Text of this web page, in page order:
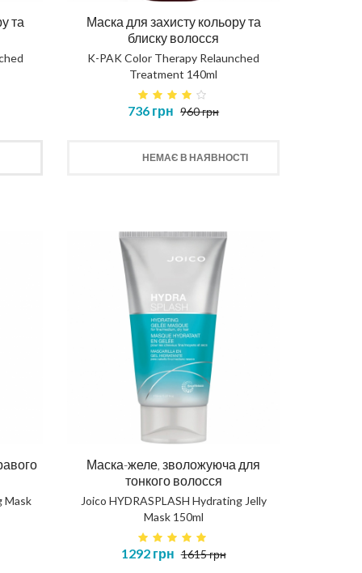
Протеїнова вода для кучерів
CURLY WATER
467 грн
КУПИТИ
та
Маска для захисту кольору та
блиску волосся
K-PAK Color Therapy Relaunched
Treatment 140ml
736 грн 960 грн
НЕМАЄ В НАЯВНОСТІ
Mask
Маска-желе, зволожуюча для
тонкого волосся
Joico HYDRASPLASH Hydrating Jelly
Mask 150ml
1292 грн 1615 грн